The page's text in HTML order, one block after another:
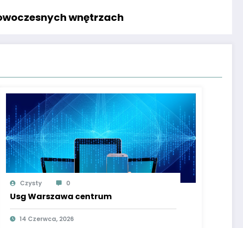
wnętrzach
Czysty 0
Usg Warszawa centrum
14 Czerwca, 2026